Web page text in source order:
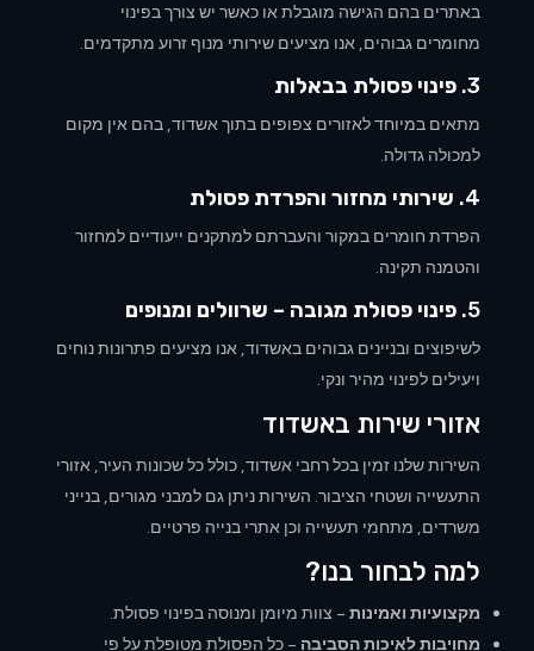
באתרים בהם הגישה מוגבלת או כאשר יש צורך בפינוי
מחומרים גבוהים, אנו מציעים שירותי מנוף זרוע מתקדמים.
3. פינוי פסולת בבאלות
מתאים במיוחד לאזורים צפופים בתוך אשדוד, בהם אין מקום
למכולה גדולה.
4. שירותי מחזור והפרדת פסולת
הפרדת חומרים במקור והעברתם למתקנים ייעודיים למחזור
והטמנה תקינה.
5. פינוי פסולת מגובה – שרוולים ומנופים
לשיפוצים ובניינים גבוהים באשדוד, אנו מציעים פתרונות נוחים
ויעילים לפינוי מהיר ונקי.
אזורי שירות באשדוד
השירות שלנו זמין בכל רחבי אשדוד, כולל כל שכונות העיר, אזורי
התעשייה ושטחי הציבור. השירות ניתן גם למבני מגורים, בנייני
משרדים, מתחמי תעשייה וכן אתרי בנייה פרטיים.
למה לבחור בנו?
מקצועיות ואמינות– צוות מיומן ומנוסה בפינוי פסולת.
מחויבות לאיכות הסביבה – כל הפסולת מטופלת על פי